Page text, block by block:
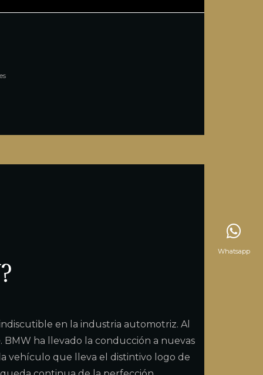
en la industria automotriz. Al
ha llevado la conducción a nuevas
vehículo que lleva el distintivo logo de
Whatsapp